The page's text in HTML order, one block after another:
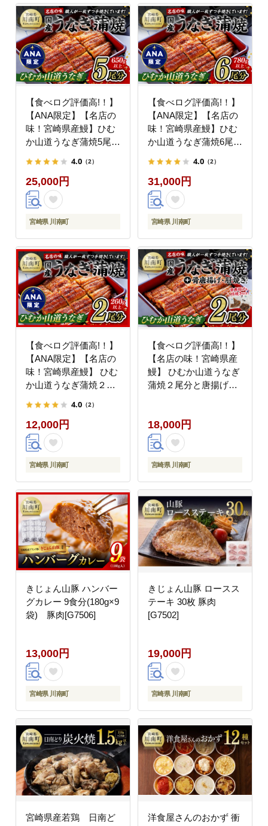
【食べログ評価高!！】
【ANA限定】【名店の
味！宮崎県産鰻】ひむ
か山道うなぎ蒲焼5尾分
なぎ ウナギ 鰻】
[B08412]
4.0 （2）
25,000円
宮崎県 川南町
【食べログ評価高!！】
【ANA限定】【名店の
味！宮崎県産鰻】ひむ
か山道うなぎ蒲焼6尾分
なぎ ウナギ 鰻 】
[B08413]
4.0 （2）
31,000円
宮崎県 川南町
【食べログ評価高!！】
【ANA限定】【名店の
味！宮崎県産鰻】 ひむ
か山道うなぎ蒲焼２尾
産 うなぎ ウナギ 鰻 】
[B08410]
4.0 （2）
12,000円
宮崎県 川南町
【食べログ評価高!！】
【名店の味！宮崎県産
鰻】 ひむか山道うなぎ
蒲焼２尾分と唐揚げ・
】 [B08420]
18,000円
宮崎県 川南町
きじょん山豚 ハンバー
グカレー 9食分(180g×9
袋) 豚肉[G7506]
13,000円
宮崎県 川南町
きじょん山豚 ロースス
テーキ 30枚 豚肉
[G7502]
19,000円
宮崎県 川南町
宮崎県産若鶏 日南ど
洋食屋さんのおかず 衝